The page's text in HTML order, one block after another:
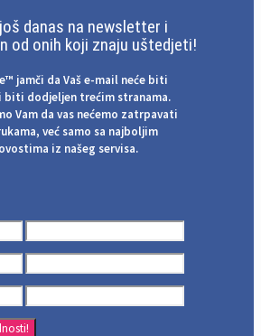
danas na newsletter i
od onih koji znaju uštedjeti!
jamči da Vaš e-mail neće biti
biti dodjeljen trećim stranama.
Vam da vas nećemo zatrpavati
već samo sa najboljim
iz našeg servisa.